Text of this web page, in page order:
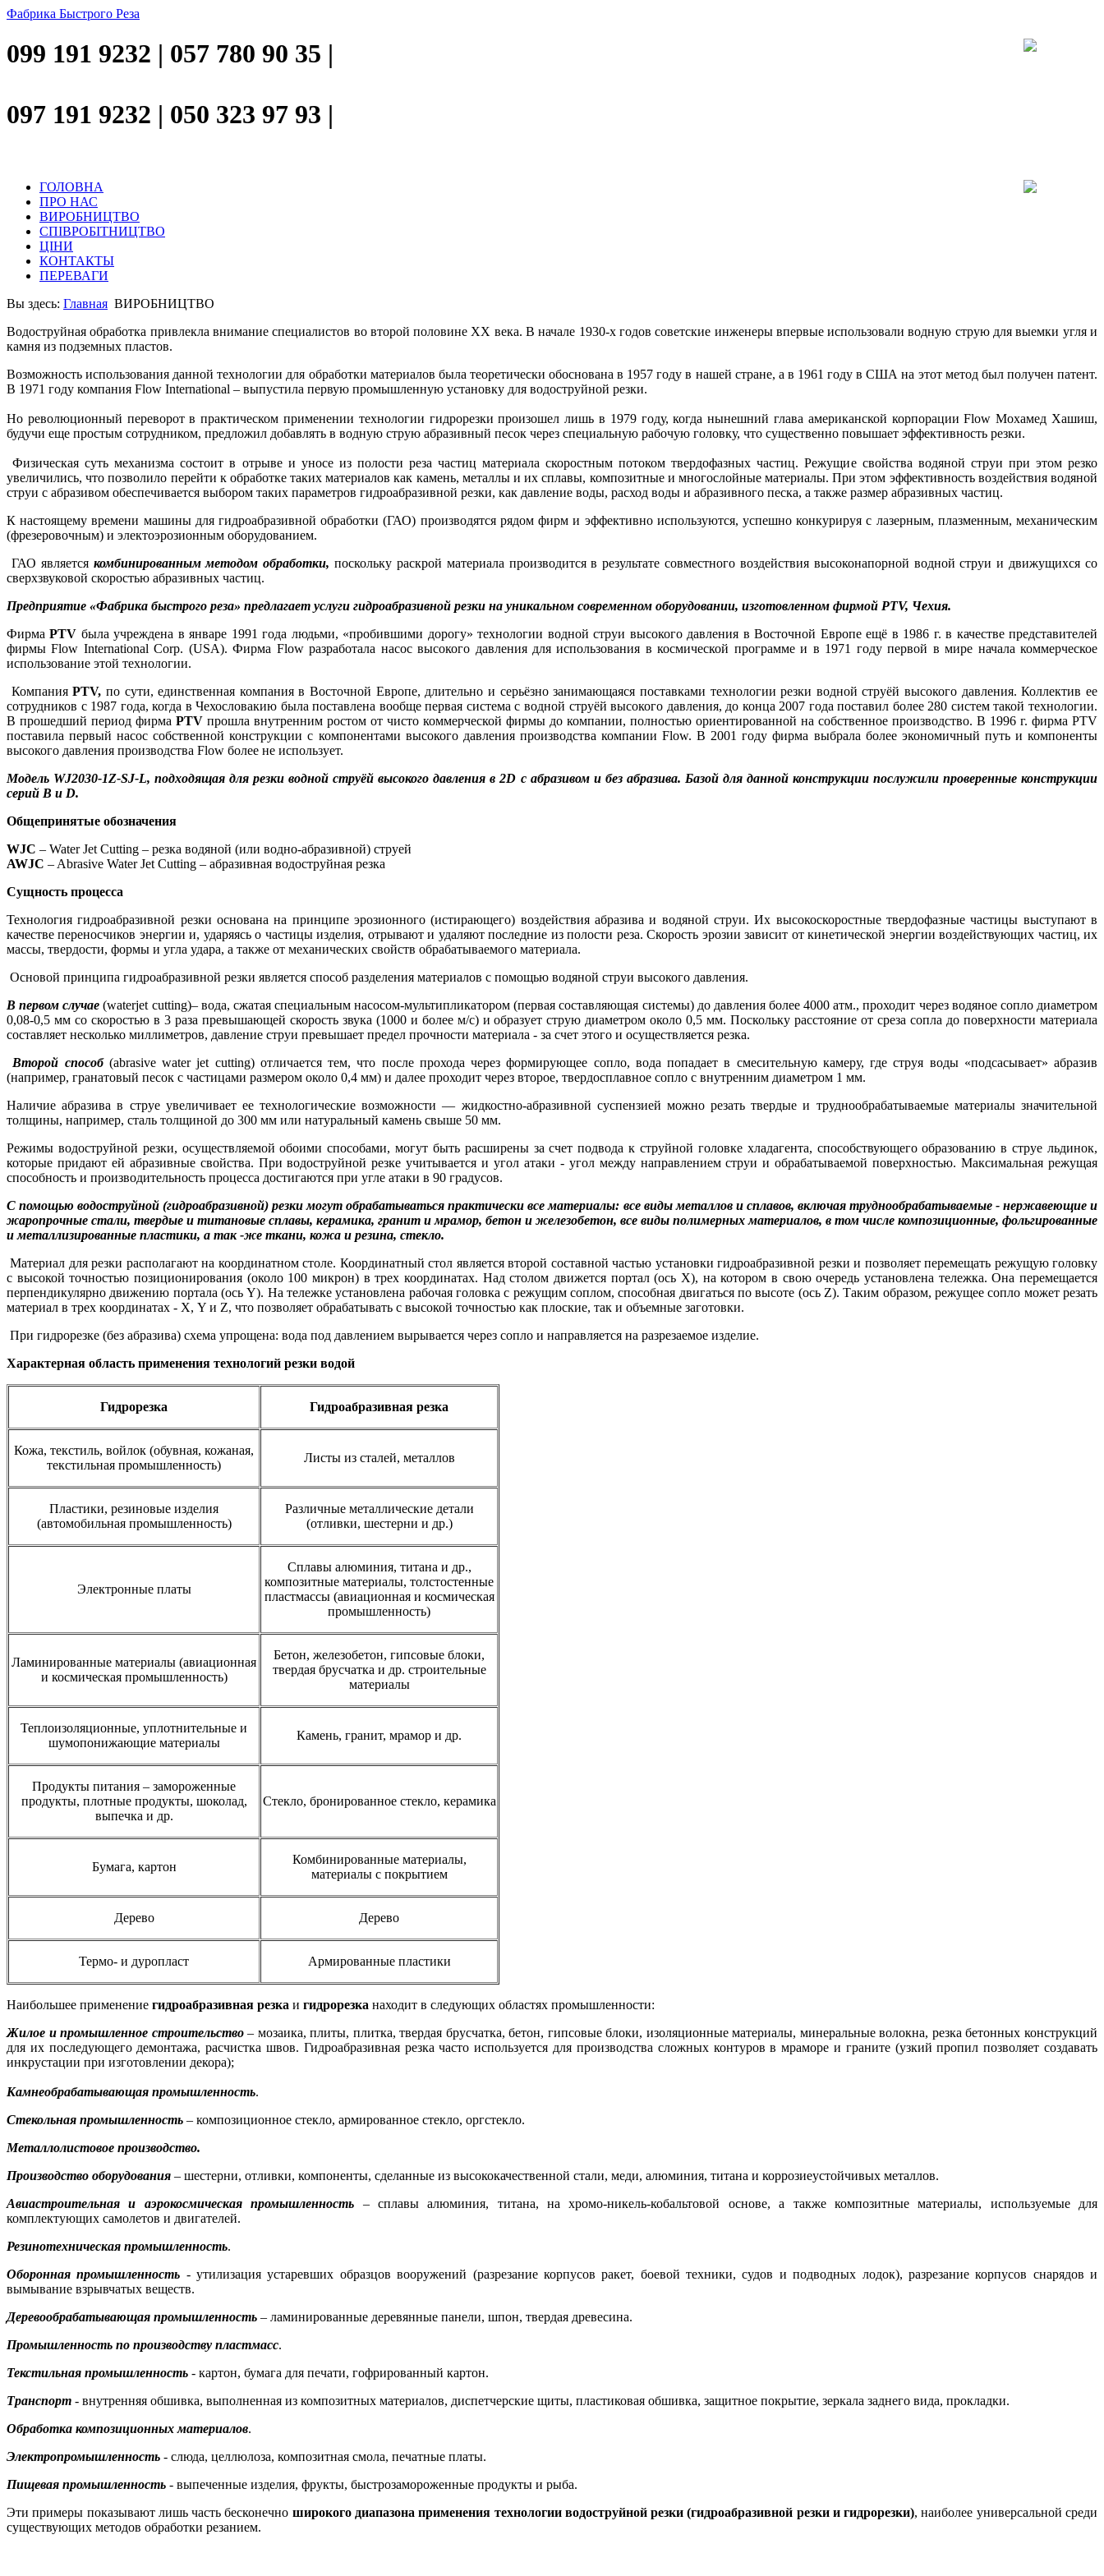
Фабрика Быстрого Реза
099 191 9232 | 057 780 90 35 |
097 191 9232 | 050 323 97 93 |
ГОЛОВНА
ПРО НАС
ВИРОБНИЦТВО
СПІВРОБІТНИЦТВО
ЦІНИ
КОНТАКТЫ
ПЕРЕВАГИ
Вы здесь: Главная ВИРОБНИЦТВО
Водоструйная обработка прив­лекла внимание специалистов во второй половине ХХ века. В начале 1930-х годов советские инженеры впервые использовали водную струю для выемки угля и
камня из подземных пластов.
Возможность использования данной технологии для обработки материалов была теоретически обоснована в 1957 году в нашей стране, а в 1961 году в США на этот метод был получен патент.
В 1971 году компания Flow International – выпустила первую промышленную установку для водоструйной резки.
Но революционный переворот в практическом применении технологии гидрорезки произошел лишь в 1979 году, когда нынешний глава американской корпорации Flow Мохамед Хашиш,
будучи еще простым сотрудником, предложил добавлять в водную струю абразивный песок через специальную рабочую головку, что существенно повышает эффективность резки.
Физическая суть механизма состоит в отрыве и уносе из полости реза частиц материала скоростным потоком твердофазных частиц. Режущие свойства водяной струи при этом резко
увеличились, что позволило перейти к обработке таких материалов как камень, металлы и их сплавы, композитные и многослойные материалы. При этом эффективность воздействия водяной
струи с абразивом обеспечивается выбором таких параметров гидроабразивной резки, как давление воды, расход воды и абразивного песка, а также размер абразивных частиц.
К настоящему времени машины для гидроабразивной обработки (ГАО) производятся рядом фирм и эффективно используются, успешно конкурируя с лазерным, плазменным, механическим
(фрезеровочным) и электоэрозионным оборудованием.
ГАО является комбинированным методом обработки, поскольку раскрой материала производится в результате совместного воздействия высоконапорной водной струи и движущихся со
сверхзвуковой скоростью абразивных частиц.
Предприятие «Фабрика быстрого реза» предлагает услуги гидроабразивной резки на уникальном современном оборудовании, изготовленном фирмой PTV, Чехия.
ФирмаPTV была учреждена в январе 1991 года людьми, «пробившими дорогу» технологии водной струи высокого давления в Восточной Европе ещё в 1986 г. в качестве представителей
фирмы Flow International Corp. (USA). Фирма Flow разработала насос высокого давления для использования в космической программе и в 1971 году первой в мире начала коммерческое
использование этой технологии.
КомпанияPTV, по сути, единственная компания в Восточной Европе, длительно и серьёзно занимающаяся поставками технологии резки водной струёй высокого давления. Коллектив ее
сотрудников с 1987 года, когда в Чехословакию была поставлена вообще первая система с водной струёй высокого давления, до конца 2007 года поставил более 280 систем такой технологии.
В прошедший период фирма PTV прошла внутренним ростом от чисто коммерческой фирмы до компании, полностью ориентированной на собственное производство. В 1996 г. фирма PTV
поставила первый насос собственной конструкции с компонентами высокого давления производства компании Flow. В 2001 году фирма выбрала более экономичный путь и компоненты
высокого давления производства Flow более не использует.
Модель WJ2030-1Z-SJ-L, подходящая для резки водной струёй высокого давления в 2D с абразивом и без абразива. Базой для данной конструкции послужили проверенные конструкции
серий B и D.
Общепринятые обозначения
WJC – Water Jet Cutting – резка водяной (или водно-абразивной) струей
AWJC – Abrasive Water Jet Cutting – абразивная водоструйная резка
Сущность процесса
Технология гидроабразивной резки основана на принципе эрозионного (истирающего) воздействия абразива и водяной струи. Их высокоскоростные твердофазные частицы выступают в
качестве переносчиков энергии и, ударяясь о частицы изделия, отрывают и удаляют последние из полости реза. Скорость эрозии зависит от кинетической энергии воздействующих частиц, их
массы, твердости, формы и угла удара, а также от механических свойств обрабатываемого материала.
Основой принципа гидроабразивной резки является способ разделения материалов с помощью водяной струи высокого давления.
В первом случае (waterjet cutting)– вода, сжатая специальным насосом-мультипликатором (первая составляющая системы) до давления более 4000 атм., проходит через водяное сопло диаметром
0,08-0,5 мм со скоростью в 3 раза превышающей скорость звука (1000 и более м/с) и образует струю диаметром около 0,5 мм. Поскольку расстояние от среза сопла до поверхности материала
составляет несколько миллиметров, давление струи превышает предел прочности материала - за счет этого и осуществляется резка.
Второй способ(abrasive water jet cutting) отличается тем, что после прохода через формирующее сопло, вода попадает в смесительную камеру, где струя воды «подсасывает» абразив
(например, гранатовый песок с частицами размером около 0,4 мм) и далее проходит через второе, твердосплавное сопло с внутренним диаметром 1 мм.
Наличие абразива в струе увеличивает ее технологические возможности — жидкостно-абразивной суспензией можно резать твердые и труднообрабатываемые материалы значительной
толщины, например, сталь толщиной до 300 мм или натуральный камень свыше 50 мм.
Режимы водоструйной резки, осуществляемой обоими способами, могут быть расширены за счет подвода к струйной головке хладагента, способствующего образованию в струе льдинок,
которые придают ей абразивные свойства. При водоструйной резке учитывается и угол атаки - угол между направлением струи и обрабатываемой поверхностью. Максимальная режущая
способность и производительность процесса достигаются при угле атаки в 90 градусов.
С помощью водоструйной (гидроабразивной) резки могут обрабатываться практически все материалы: все виды металлов и сплавов, включая труднообрабатываемые - нержавеющие и
жаропрочные стали, твердые и титановые сплавы, керамика, гранит и мрамор, бетон и железобетон, все виды полимерных материалов, в том числе композиционные, фольгированные
и металлизированные пластики, а так -же ткани, кожа и резина, стекло.
Материал для резки располагают на координатном столе. Координатный стол является второй составной частью установки гидроабразивной резки и позволяет перемещать режущую головку
с высокой точностью позиционирования (около 100 микрон) в трех координатах. Над столом движется портал (ось X), на котором в свою очередь установлена тележка. Она перемещается
перпендикулярно движению портала (ось Y). На тележке установлена рабочая головка с режущим соплом, способная двигаться по высоте (ось Z). Таким образом, режущее сопло может резать
материал в трех координатах - Х, Y и Z, что позволяет обрабатывать с высокой точностью как плоские, так и объемные заготовки.
При гидрорезке (без абразива) схема упрощена: вода под давлением вырывается через сопло и направляется на разрезаемое изделие.
Характерная область применения технологий резки водой
Гидрорезка Гидроабразивная резка
Кожа, текстиль, войлок (обувная, кожаная,
текстильная промышленность)
Листы из сталей, металлов
Пластики, резиновые изделия
(автомобильная промышленность)
Различные металлические детали
(отливки, шестерни и др.)
Электронные платы
Сплавы алюминия, титана и др.,
композитные материалы, толстостенные
пластмассы (авиационная и космическая
промышленность)
Ламинированные материалы (авиационная
и космическая промышленность)
Бетон, железобетон, гипсовые блоки,
твердая брусчатка и др. строительные
материалы
Теплоизоляционные, уплотнительные и
шумопонижающие материалы
Камень, гранит, мрамор и др.
Продукты питания – замороженные
продукты, плотные продукты, шоколад,
выпечка и др.
Стекло, бронированное стекло, керамика
Бумага, картон
Комбинированные материалы,
материалы с покрытием
Дерево Дерево
Термо- и дуропласт Армированные пластики
Наибольшее применение гидроабразивная резка и гидрорезка находит в следующих областях промышленности:
Жилое и промышленное строительство– мозаика, плиты, плитка, твердая брусчатка, бетон, гипсовые блоки, изоляционные материалы, минеральные волокна, резка бетонных конструкций
для их последующего демонтажа, расчистка швов. Гидроабразивная резка часто используется для производства сложных контуров в мраморе и граните (узкий пропил позволяет создавать
инкрустации при изготовлении декора);
Камнеобрабатывающая промышленность.
Стекольная промышленность – композиционное стекло, армированное стекло, оргстекло.
Металлолистовое производство.
Производство оборудования – шестерни, отливки, компоненты, сделанные из высококачественной стали, меди, алюминия, титана и коррозиеустойчивых металлов.
Авиастроительная и аэрокосмическая промышленность – сплавы алюминия, титана, на хромо-никель-кобальтовой основе, а также композитные материалы, используемые для
комплектующих самолетов и двигателей.
Резинотехническая промышленность.
Оборонная промышленность - утилизация устаревших образцов вооружений (разрезание корпусов ракет, боевой техники, судов и подводных лодок), разрезание корпусов снарядов и
вымывание взрывчатых веществ.
Деревообрабатывающая промышленность – ламинированные деревянные панели, шпон, твердая древесина.
Промышленность по производству пластмасс.
Текстильная промышленность - картон, бумага для печати, гофрированный картон.
Транспорт - внутренняя обшивка, выполненная из композитных материалов, диспетчерские щиты, пластиковая обшивка, защитное покрытие, зеркала заднего вида, прокладки.
Обработка композиционных материалов.
Электропромышленность - слюда, целлюлоза, композитная смола, печатные платы.
Пищевая промышленность - выпеченные изделия, фрукты, быстрозамороженные продукты и рыба.
Эти примеры показывают лишь часть бесконечно широкого диапазона применения технологии водоструйной резки (гидроабразивной резки и гидрорезки), наиболее универсальной среди
существующих методов обработки резанием.